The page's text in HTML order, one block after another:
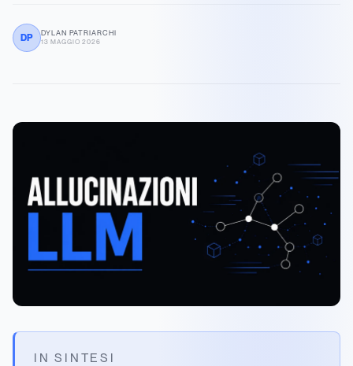
DP DYLAN PATRIARCHI
13 MAGGIO 2026
IN SINTESI